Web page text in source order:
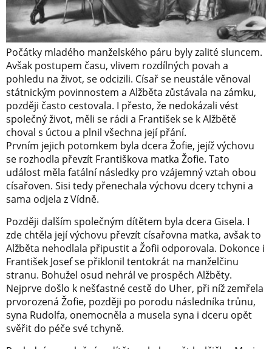
Počátky mladého manželského páru byly zalité sluncem.
Avšak postupem času, vlivem rozdílných povah a
pohledu na život, se odcizili. Císař se neustále věnoval
státnickým povinnostem a Alžběta zůstávala na zámku,
později často cestovala. I přesto, že nedokázali vést
společný život, měli se rádi a František se k Alžbětě
choval s úctou a plnil všechna její přání.
Prvním jejich potomkem byla dcera Žofie, jejíž výchovu
se rozhodla převzít Františkova matka Žofie. Tato
událost měla fatální následky pro vzájemný vztah obou
císařoven. Sisi tedy přenechala výchovu dcery tchyni a
sama odjela z Vídně.
Později dalším společným dítětem byla dcera Gisela. I
zde chtěla její výchovu převzít císařovna matka, avšak to
Alžběta nehodlala připustit a Žofii odporovala. Dokonce i
František Josef se přiklonil tentokrát na manželčinu
stranu. Bohužel osud nehrál ve prospěch Alžběty.
Nejprve došlo k nešťastné cestě do Uher, při níž zemřela
prvorozená Žofie, později po porodu následníka trůnu,
syna Rudolfa, onemocněla a musela syna i dceru opět
svěřit do péče své tchyně.